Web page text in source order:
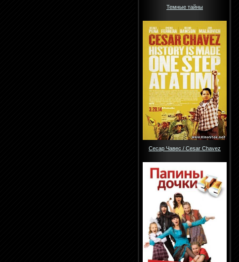
Темные тайны
Сесар Чавес / Cesar Chavez